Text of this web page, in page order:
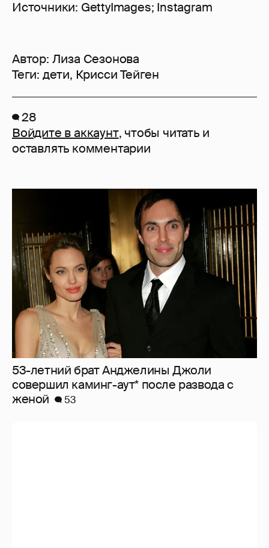
Источники: GettyImages; Instagram
Автор: Лиза Сезонова
Теги: дети, Крисси Тейген
28
Войдите в аккаунт, чтобы читать и
оставлять комментарии
53-летний брат Анджелины Джоли
совершил каминг-аут* после развода с
женой
53